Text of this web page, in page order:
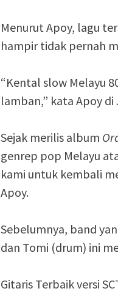
Menurut Apoy, lagu
hampir tidak pernah
“Kental slow Melayu
lamban,” kata Apoy
Sejak merilis album
genrep pop Melayu
kami untuk kembali
Apoy.
Sebelumnya, band
dan Tomi (drum) ini
Gitaris Terbaik versi